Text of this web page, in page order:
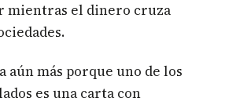
mientras el dinero cruza
aún más porque uno de los
es una carta con